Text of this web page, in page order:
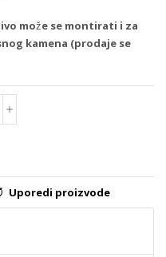
može se montirati i za
kamena (prodaje se
Uporedi proizvode